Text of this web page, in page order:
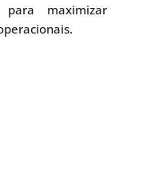
maximizar